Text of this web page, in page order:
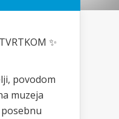
✨
povodom
muzeja